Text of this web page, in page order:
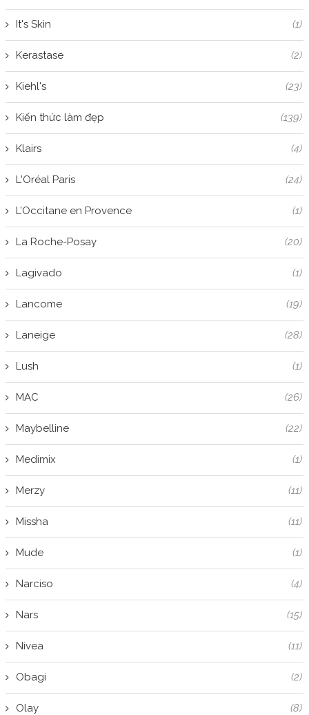
It's Skin (1)
Kerastase (2)
Kiehl's (23)
Kiến thức làm đẹp (139)
Klairs (4)
L'Oréal Paris (24)
L’Occitane en Provence (1)
La Roche-Posay (20)
Lagivado (1)
Lancome (19)
Laneige (28)
Lush (1)
MAC (26)
Maybelline (22)
Medimix (1)
Merzy (11)
Missha (11)
Mude (1)
Narciso (4)
Nars (15)
Nivea (11)
Obagi (2)
Olay (8)